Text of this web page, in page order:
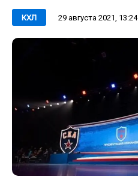
КХЛ 29 августа 2021, 13:24